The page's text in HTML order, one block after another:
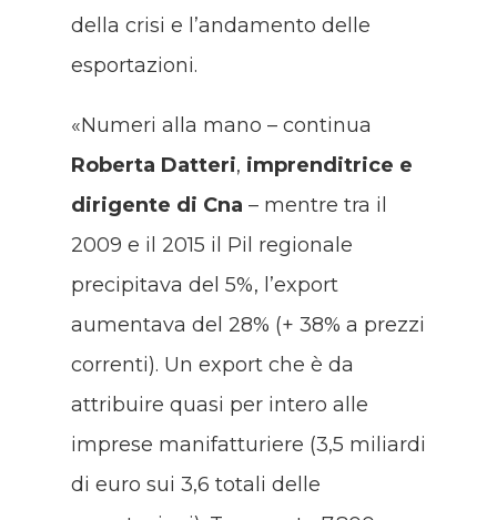
della crisi e l’andamento delle
esportazioni.
«Numeri alla mano – continua
Roberta Datteri, imprenditrice e
dirigente di Cna – mentre tra il
2009 e il 2015 il Pil regionale
precipitava del 5%, l’export
aumentava del 28% (+ 38% a prezzi
correnti). Un export che è da
attribuire quasi per intero alle
imprese manifatturiere (3,5 miliardi
di euro sui 3,6 totali delle